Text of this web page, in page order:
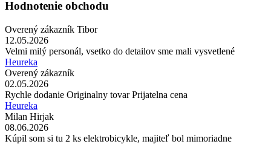
Hodnotenie obchodu
Overený zákazník Tibor
12.05.2026
Velmi milý personál, vsetko do detailov sme mali vysvetlené
Heureka
Overený zákazník
02.05.2026
Rychle dodanie Originalny tovar Prijatelna cena
Heureka
Milan Hirjak
08.06.2026
Kúpil som si tu 2 ks elektrobicykle, majiteľ bol mimoriadne